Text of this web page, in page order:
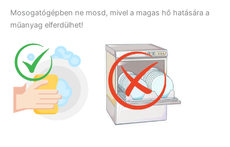
Mosogatógépben ne mosd, mivel a magas hő hatására a
műanyag elferdülhet!